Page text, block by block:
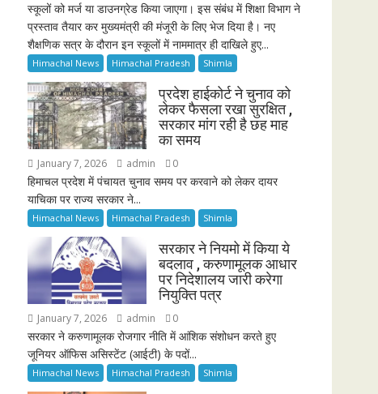
स्कूलों को मर्ज या डाउनग्रेड किया जाएगा। इस संबंध में शिक्षा विभाग ने
प्रस्ताव तैयार कर मुख्यमंत्री की मंजूरी के लिए भेज दिया है। नए
शैक्षणिक सत्र के दौरान इन स्कूलों में नाममात्र ही दाखिले हुए...
Himachal News Himachal Pradesh Shimla
प्रदेश हाईकोर्ट ने चुनाव को
लेकर फैसला रखा सुरक्षित ,
सरकार मांग रही है छह माह
का समय
January 7, 2026 admin 0
हिमाचल प्रदेश में पंचायत चुनाव समय पर करवाने को लेकर दायर
याचिका पर राज्य सरकार ने...
Himachal News Himachal Pradesh Shimla
सरकार ने नियमो में किया ये
बदलाव , करुणामूलक आधार
पर निदेशालय जारी करेगा
नियुक्ति पत्र
January 7, 2026 admin 0
सरकार ने करुणामूलक रोजगार नीति में आंशिक संशोधन करते हुए
जूनियर ऑफिस असिस्टेंट (आईटी) के पदों...
Himachal News Himachal Pradesh Shimla